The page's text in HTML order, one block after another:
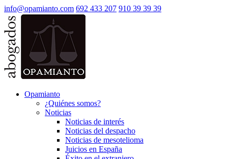
info@opamianto.com 692 433 207 910 39 39 39
Opamianto
¿Quiénes somos?
Noticias
Noticias de interés
Noticias del despacho
Noticias de mesotelioma
Juicios en España